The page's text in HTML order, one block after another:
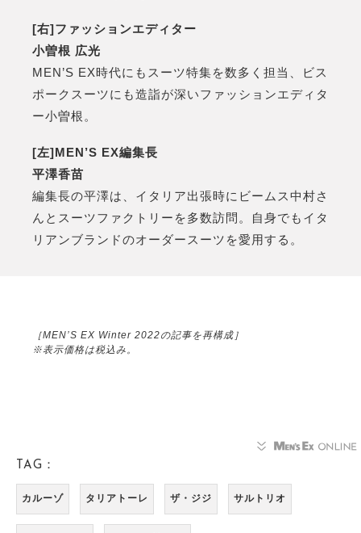
[右]ファッションエディター
小曽根 広光
MEN’S EX時代にもスーツ特集を数多く担当、ビス
ポークスーツにも造詣が深いファッションエディタ
ー小曽根。
[左]MEN’S EX編集長
平澤香苗
編集長の平澤は、イタリア出張時にビームス中村さ
んとスーツファクトリーを多数訪問。自身でもイタ
リアンブランドのオーダースーツを愛用する。
［MEN’S EX Winter 2022の記事を再構成］
※表示価格は税込み。
TAG：
カルーゾ タリアトーレ ザ・ジジ サルトリオ